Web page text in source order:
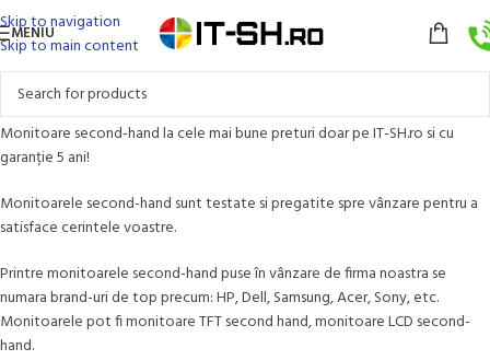
Skip to navigation
Skip to main content
MENIU
Monitoare second-hand la cele mai bune preturi doar pe IT-SH.ro si cu
garanție 5 ani!
Monitoarele second-hand sunt testate si pregatite spre vânzare pentru a
satisface cerintele voastre.
Printre monitoarele second-hand puse în vânzare de firma noastra se
numara brand-uri de top precum: HP, Dell, Samsung, Acer, Sony, etc.
Monitoarele pot fi monitoare TFT second hand, monitoare LCD second-
hand.